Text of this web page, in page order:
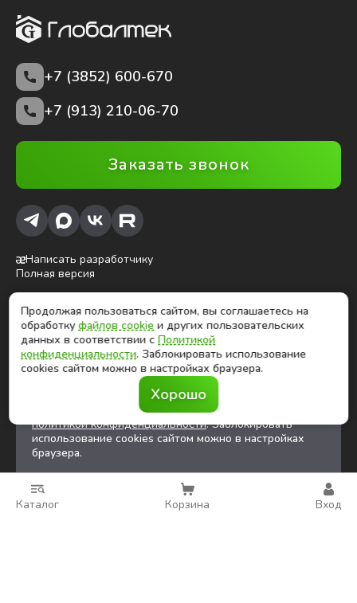
+7 (3852) 600-670
+7 (913) 210-06-70
Заказать звонок
Написать разработчику
Полная версия
ⓒ Глобалтек, 2026
Цены на сайте не являются публичной офертой
Продолжая использовать сайт, вы соглашаетесь на
файлов cookiesи других
пользовательских данных в соответствии с
политикой конфиденциальности. Заблокировать
использование cookies сайтом можно в настройках
браузера.
Каталог Корзина Вход
Продолжая пользоваться сайтом, вы соглашаетесь на
обработкуфайлов cookie и других пользовательских
данных в соответствии сПолитикой
конфиденциальности. Заблокировать использование
cookies сайтом можно в настройках браузера.
Хорошо